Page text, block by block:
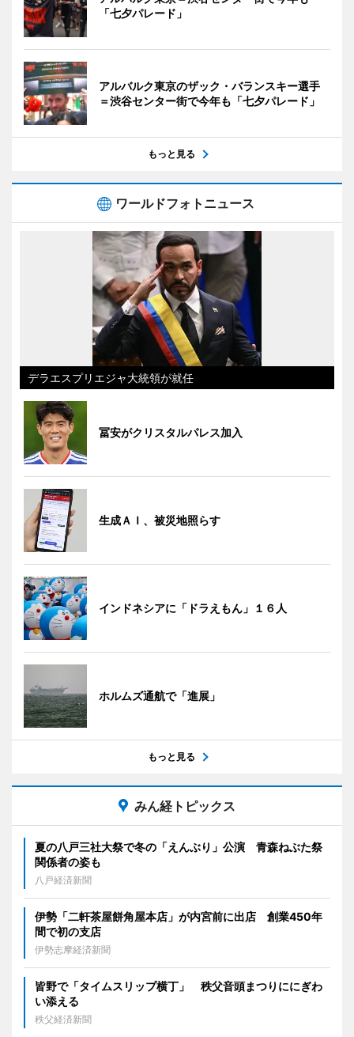
「七夕パレード」
アルバルク東京のザック・バランスキー選手
＝渋谷センター街で今年も「七夕パレード」
もっと見る
ワールドフォトニュース
デラエスプリエジャ大統領が就任
冨安がクリスタルパレス加入
生成ＡＩ、被災地照らす
インドネシアに「ドラえもん」１６人
ホルムズ通航で「進展」
もっと見る
みん経トピックス
夏の八戸三社大祭で冬の「えんぶり」公演 青森ねぶた祭
関係者の姿も
八戸経済新聞
伊勢「二軒茶屋餅角屋本店」が内宮前に出店 創業450年
間で初の支店
伊勢志摩経済新聞
皆野で「タイムスリップ横丁」 秩父音頭まつりににぎわ
い添える
秩父経済新聞